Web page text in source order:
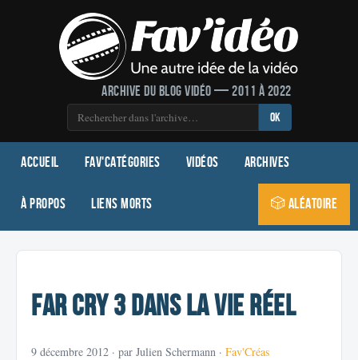
Archive du blog vidéo — 2011 à 2022
OK
Accueil Fav'Catégories Vidéos Archives
À propos Liens morts 🎲 Aléatoire
Far Cry 3 dans la vie réel
9 décembre 2012 · par Julien Schermann · Fav'Créas